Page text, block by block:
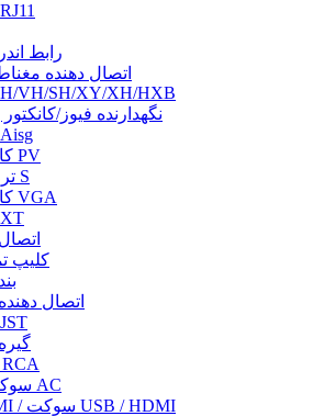
رابط RJ11
رابط
اتصال دهنده
VH/SH/XY/XH/HXB
نگهدارنده فیوز/کانکتور
رابط Aisg
کانکتور PV
ترمینال S
کانکتور VGA
رابط XT
کلیپ
اتصال
رابط JST
جک زن پین RCA
سوکت پریز برق AC
آداپتور HDMI / سوکت USB / HDMI